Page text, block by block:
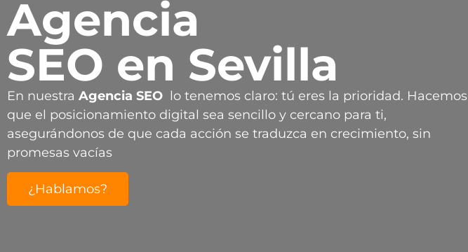
Agencia
SEO en Sevilla
En nuestra Agencia SEO lo tenemos claro: tú eres la prioridad. Hacemos
que el posicionamiento digital sea sencillo y cercano para ti,
asegurándonos de que cada acción se traduzca en crecimiento, sin
promesas vacías
¿Hablamos?